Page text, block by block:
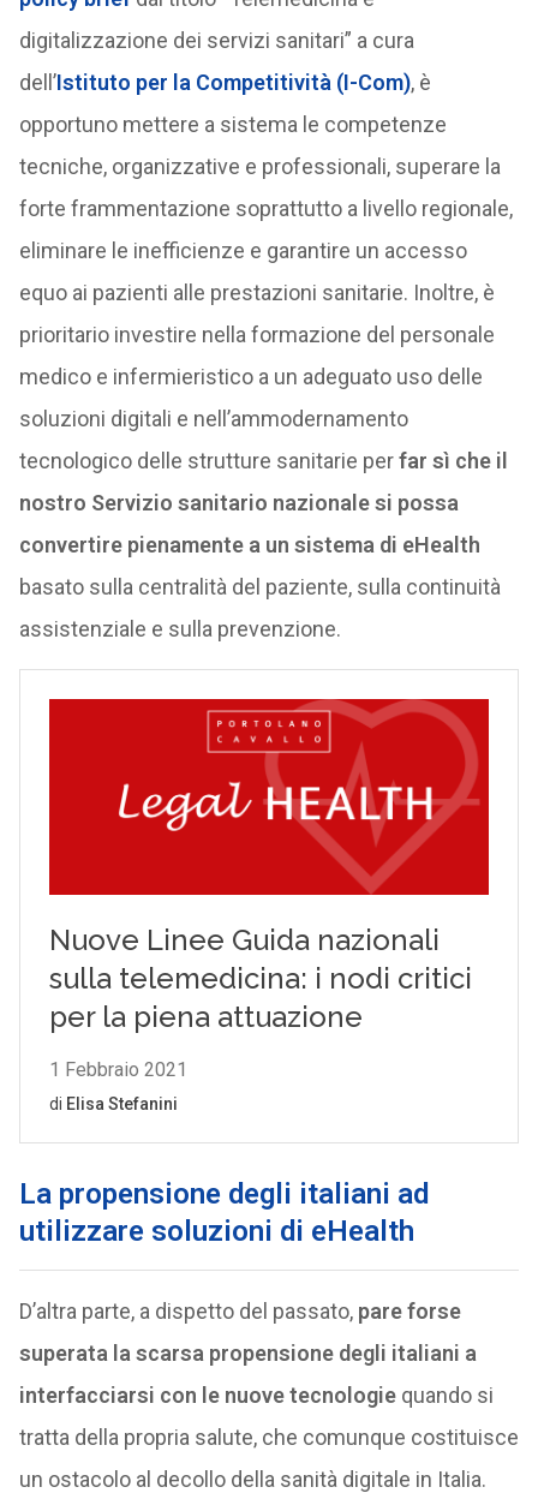
digitalizzazione dei servizi sanitari” a cura
dell’Istituto per la Competitività (I-Com), è
opportuno mettere a sistema le competenze
tecniche, organizzative e professionali, superare la
forte frammentazione soprattutto a livello regionale,
eliminare le inefficienze e garantire un accesso
equo ai pazienti alle prestazioni sanitarie. Inoltre, è
prioritario investire nella formazione del personale
medico e infermieristico a un adeguato uso delle
soluzioni digitali e nell’ammodernamento
tecnologico delle strutture sanitarie perfar sì che il
nostro Servizio sanitario nazionale si possa
convertire pienamente a un sistema di eHealth
basato sulla centralità del paziente, sulla continuità
assistenziale e sulla prevenzione.
La propensione degli italiani ad
utilizzare soluzioni di eHealth
D’altra parte, a dispetto del passato, pare forse
superata la scarsa propensione degli italiani a
interfacciarsi con le nuove tecnologiequando si
tratta della propria salute, che comunque costituisce
un ostacolo al decollo della sanità digitale in Italia.